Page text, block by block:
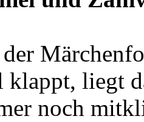
der
liegt
noch